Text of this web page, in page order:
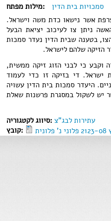
מילות מפתח:
סמכויות בית הדין
אשר נישאו כדת משה וישראל.
ניתן צו לעיכוב יציאת הבעל
בטענה שבית הדין נעדר סמכות
הזיקה שלהם לישראל.
וקבע כי לבני הזוג זיקה ממשית,
ישראל. די בזיקה זו כדי לעמוד
רבניים. היעדר סמכות בית הדין עשויה
יש לשקול במסגרת פרשנות שאלת
סיווג לקטגוריה:עתירות לבג"צ
קובץ: